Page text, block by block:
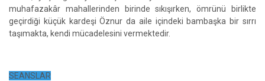
muhafazakâr mahallerinden birinde sıkışırken, ömrünü birlikte
geçirdiği küçük kardeşi Öznur da aile içindeki bambaşka bir sırrı
taşımakta, kendi mücadelesini vermektedir.
SEANSLAR